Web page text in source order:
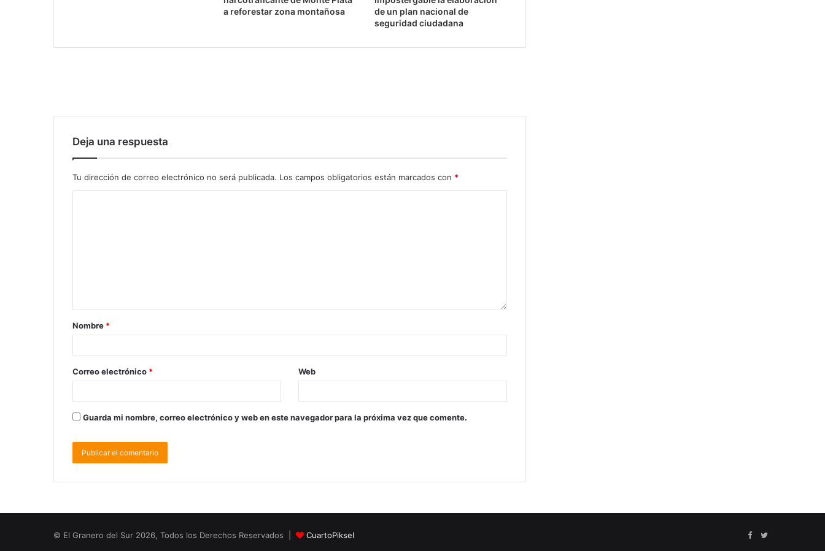
a reforestar zona montañosa
de un plan nacional de
seguridad ciudadana
Deja una respuesta
Tu dirección de correo electrónico no será publicada. Los campos obligatorios están marcados con *
Nombre *
Correo electrónico * Web
Guarda mi nombre, correo electrónico y web en este navegador para la próxima vez que comente.
© El Granero del Sur 2026, Todos los Derechos Reservados | CuartoPiksel